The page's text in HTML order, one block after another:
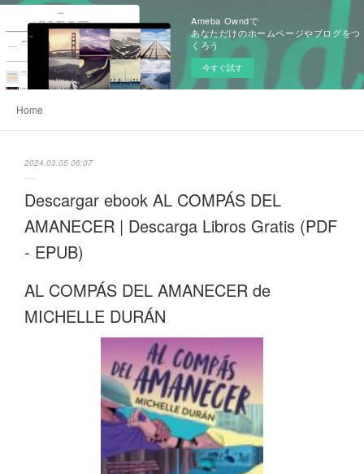
Ameba Owndで
あなただけのホームページやブログをつ
くろう
今すぐ試す
Home
2024.03.05 06:07
Descargar ebook AL COMPÁS DEL
AMANECER | Descarga Libros Gratis (PDF
- EPUB)
AL COMPÁS DEL AMANECER de
MICHELLE DURÁN